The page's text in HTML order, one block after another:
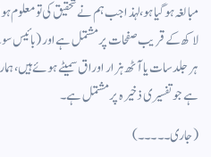
مبالغہ ہوگیا ہو، لہذا جب ہم نے تحقیق کی تو
لاکھ کے قریب صفحات پر مشتمل ہے اور (بائیس
ہر جلد سات یا آٹھ ہزار اوراق سمیٹے ہوئے ہیں،
ہے جو تفسیری ذخیرہ پر مشتمل ہے۔
(جاری۔۔۔۔۔)